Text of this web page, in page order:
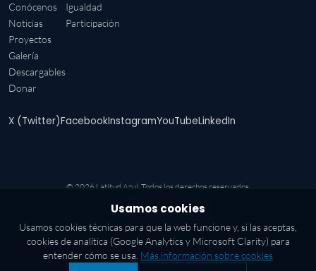
Conócenos
Noticias
Proyectos
Galería
Descargables
Donar
Igualdad
Participación
X (Twitter)FacebookInstagramYouTubeLinkedIn
© 2026 Latitud Azul. Todos los derechos reservados.
Cookies
Usamos cookies
Usamos cookies técnicas para que la web funcione y, si las aceptas,
cookies de analítica (Google Analytics y Microsoft Clarity) para
entender cómo se usa. Más información sobre cookies